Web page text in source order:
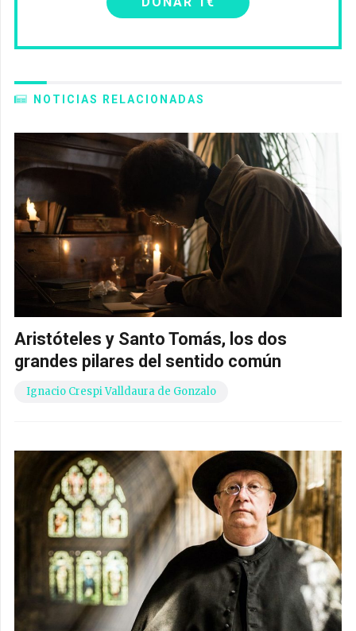
NOTICIAS RELACIONADAS
Aristóteles y Santo Tomás, los dos
grandes pilares del sentido común
Ignacio Crespi Valldaura de Gonzalo